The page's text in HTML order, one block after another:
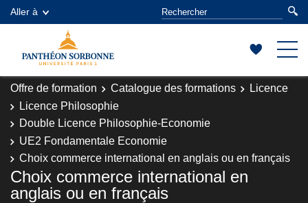
Aller à
Offre de formation Catalogue des formations
Licence
Licence Philosophie
Double Licence Philosophie-Economie
UE2 Fondamentale Economie
Choix commerce international en anglais ou en français
Choix commerce international en
anglais ou en français